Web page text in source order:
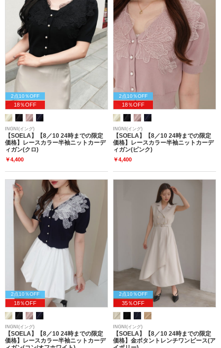
2点10％OFF
18％OFF
INGNI(イング)
【SOELA】【8／10 24時までの限定
価格】レースカラー半袖ニットカーデ
ィガン(クロ)
￥4,400
2点10％OFF
18％OFF
INGNI(イング)
【SOELA】【8／10 24時までの限定
価格】レースカラー半袖ニットカーデ
ィガン(ピンク)
￥4,400
2点10％OFF
18％OFF
INGNI(イング)
【SOELA】【8／10 24時までの限定
価格】レースカラー半袖ニットカーデ
2点10％OFF
35％OFF
INGNI(イング)
【SOELA】【8／10 24時までの限定
価格】金ボタントレンチワンピース(ア